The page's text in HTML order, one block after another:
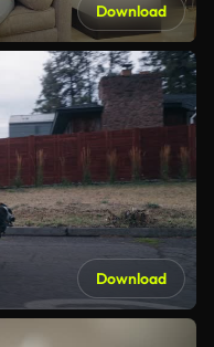
Download
Download